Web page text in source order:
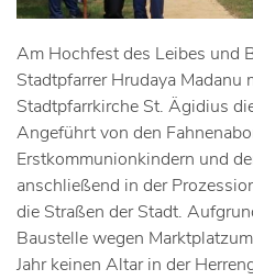
Am Hochfest des Leibes und
Stadtpfarrer Hrudaya Madanu
Stadtpfarrkirche St. Ägidius
Angeführt von den
Erstkommunionkindern und
anschließend in der
die Straßen der Stadt.
Baustelle wegen
Jahr keinen Altar in der